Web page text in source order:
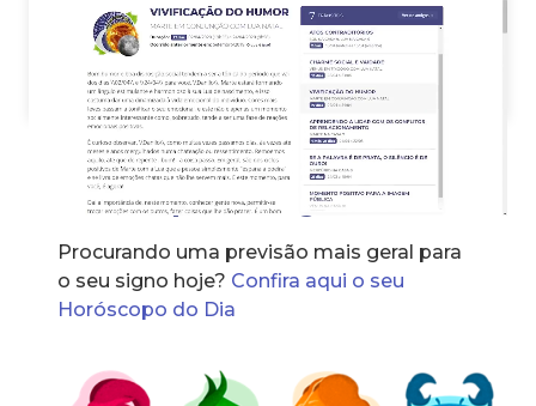
Horóscopo dos signos
Procurando uma previsão mais geral para
o seu signo hoje? Confira aqui o seu
Horóscopo do Dia